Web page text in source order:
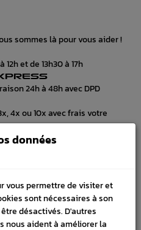
sommes là pour vous aider !
et de 13h30 à 17h
24h à 48h avec DPD
4x ou 10x avec frais votre
données
vous permettre de visiter et
sont nécessaires à son
désactivés. D'autres
nous aident à améliorer la